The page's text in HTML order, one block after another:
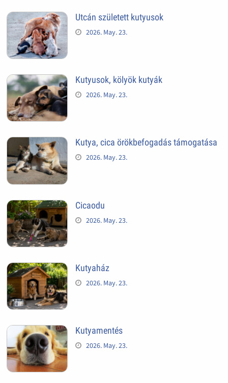
Utcán született kutyusok
2026. May. 23.
Kutyusok, kölyök kutyák
2026. May. 23.
Kutya, cica örökbefogadás támogatása
2026. May. 23.
Cicaodu
2026. May. 23.
Kutyaház
2026. May. 23.
Kutyamentés
2026. May. 23.